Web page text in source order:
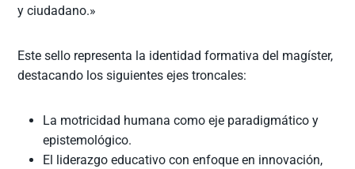
y ciudadano.»
Este sello representa la identidad formativa del magíster,
destacando los siguientes ejes troncales:
La motricidad humana como eje paradigmático y
epistemológico.
El liderazgo educativo con enfoque en innovación,